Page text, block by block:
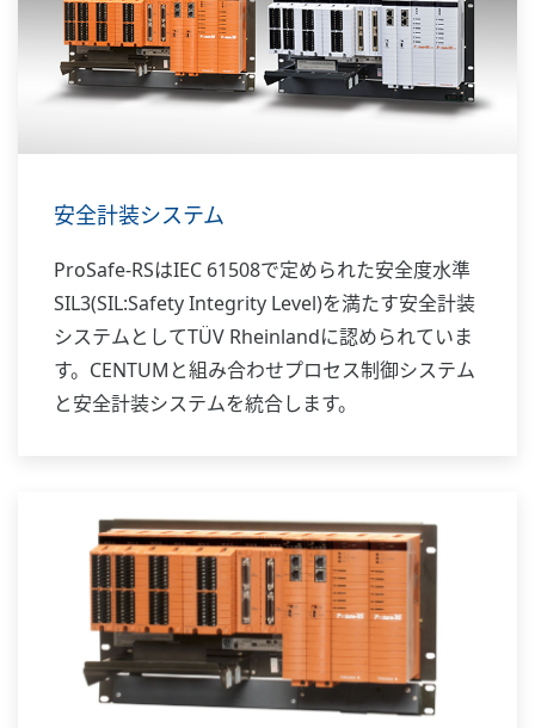
安全計装システム
ProSafe-RSはIEC 61508で定められた安全度水準
SIL3(SIL:Safety Integrity Level)を満たす安全計装
システムとしてTÜV Rheinlandに認められていま
す。CENTUMと組み合わせプロセス制御システム
と安全計装システムを統合します。